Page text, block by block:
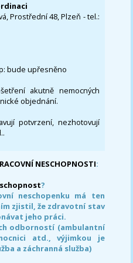
Prostřední 48, Plzeň - tel.:
bude upřesněno
akutně nemocných
objednání.
potvrzení, nezhotovují
NESCHOPNOSTI:
?
neschopenku má ten
zjistil, že zdravotní stav
jeho práci.
odborností (ambulantní
atd., výjimkou je
a záchranná služba)